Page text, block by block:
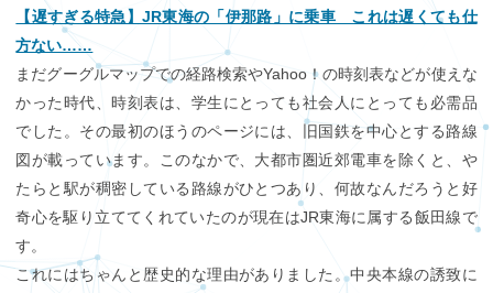
【遅すぎる特急】JR東海の「伊那路」に乗車 これは遅くても仕
方ない……
まだグーグルマップでの経路検索やYahoo！の時刻表などが使えな
かった時代、時刻表は、学生にとっても社会人にとっても必需品
でした。その最初のほうのページには、旧国鉄を中心とする路線
図が載っています。このなかで、大都市圏近郊電車を除くと、や
たらと駅が稠密している路線がひとつあり、何故なんだろうと好
奇心を駆り立ててくれていたのが現在はJR東海に属する飯田線で
す。
これにはちゃんと歴史的な理由がありました。中央本線の誘致に